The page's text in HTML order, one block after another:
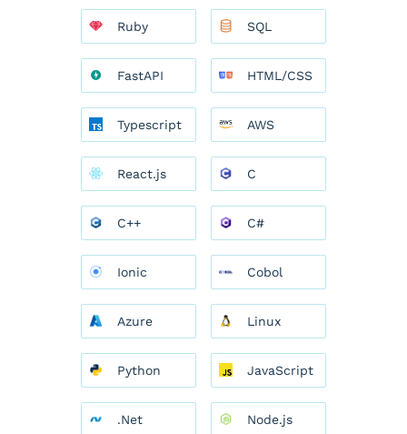
Ruby SQL
FastAPI HTML/CSS
Typescript AWS
React.js C
C++ C#
Ionic Cobol
Azure Linux
Python JavaScript
.Net Node.js